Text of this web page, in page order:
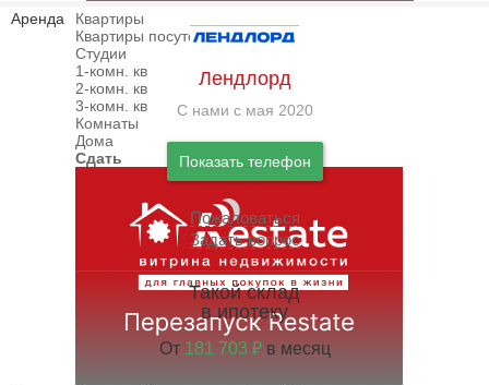
Аренда
Квартиры
Квартиры посуточно
Студии
1-комн. кв
2-комн. кв
3-комн. кв
Комнаты
Дома
Сдать
Лендлорд
С нами с мая 2020
Показать телефон
Пожаловаться
Задать вопрос
Такой склад
в ипотеку
От 181 703 ₽в месяц